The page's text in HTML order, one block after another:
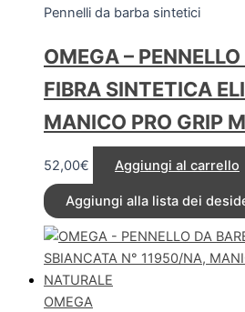
Pennelli da barba sintetici
OMEGA –
FIBRA SINTETICA
MANICO PRO GRIP
52,00€ Aggiungi al carrello
Aggiungi alla lista dei
OMEGA